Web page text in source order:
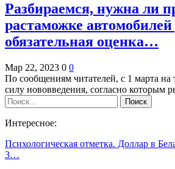
Разбираемся, нужна ли
растаможке автомобилей
обязательная оценка…
Мар 22, 2023 0 0
По сообщениям читателей, с 1 марта на
силу нововведения, согласно которым
Интересное:
Психологическая отметка. Доллар в
3…